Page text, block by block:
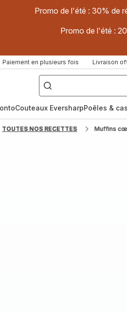
Promo de l'été : 30% de
Promo de l'été :
Paiement en plusieurs fois Livraison
["Poêles
inox,
Cake
Factory,
Couteaux EversharpPoêles &
TOUTES NOS RECETTES Muffins